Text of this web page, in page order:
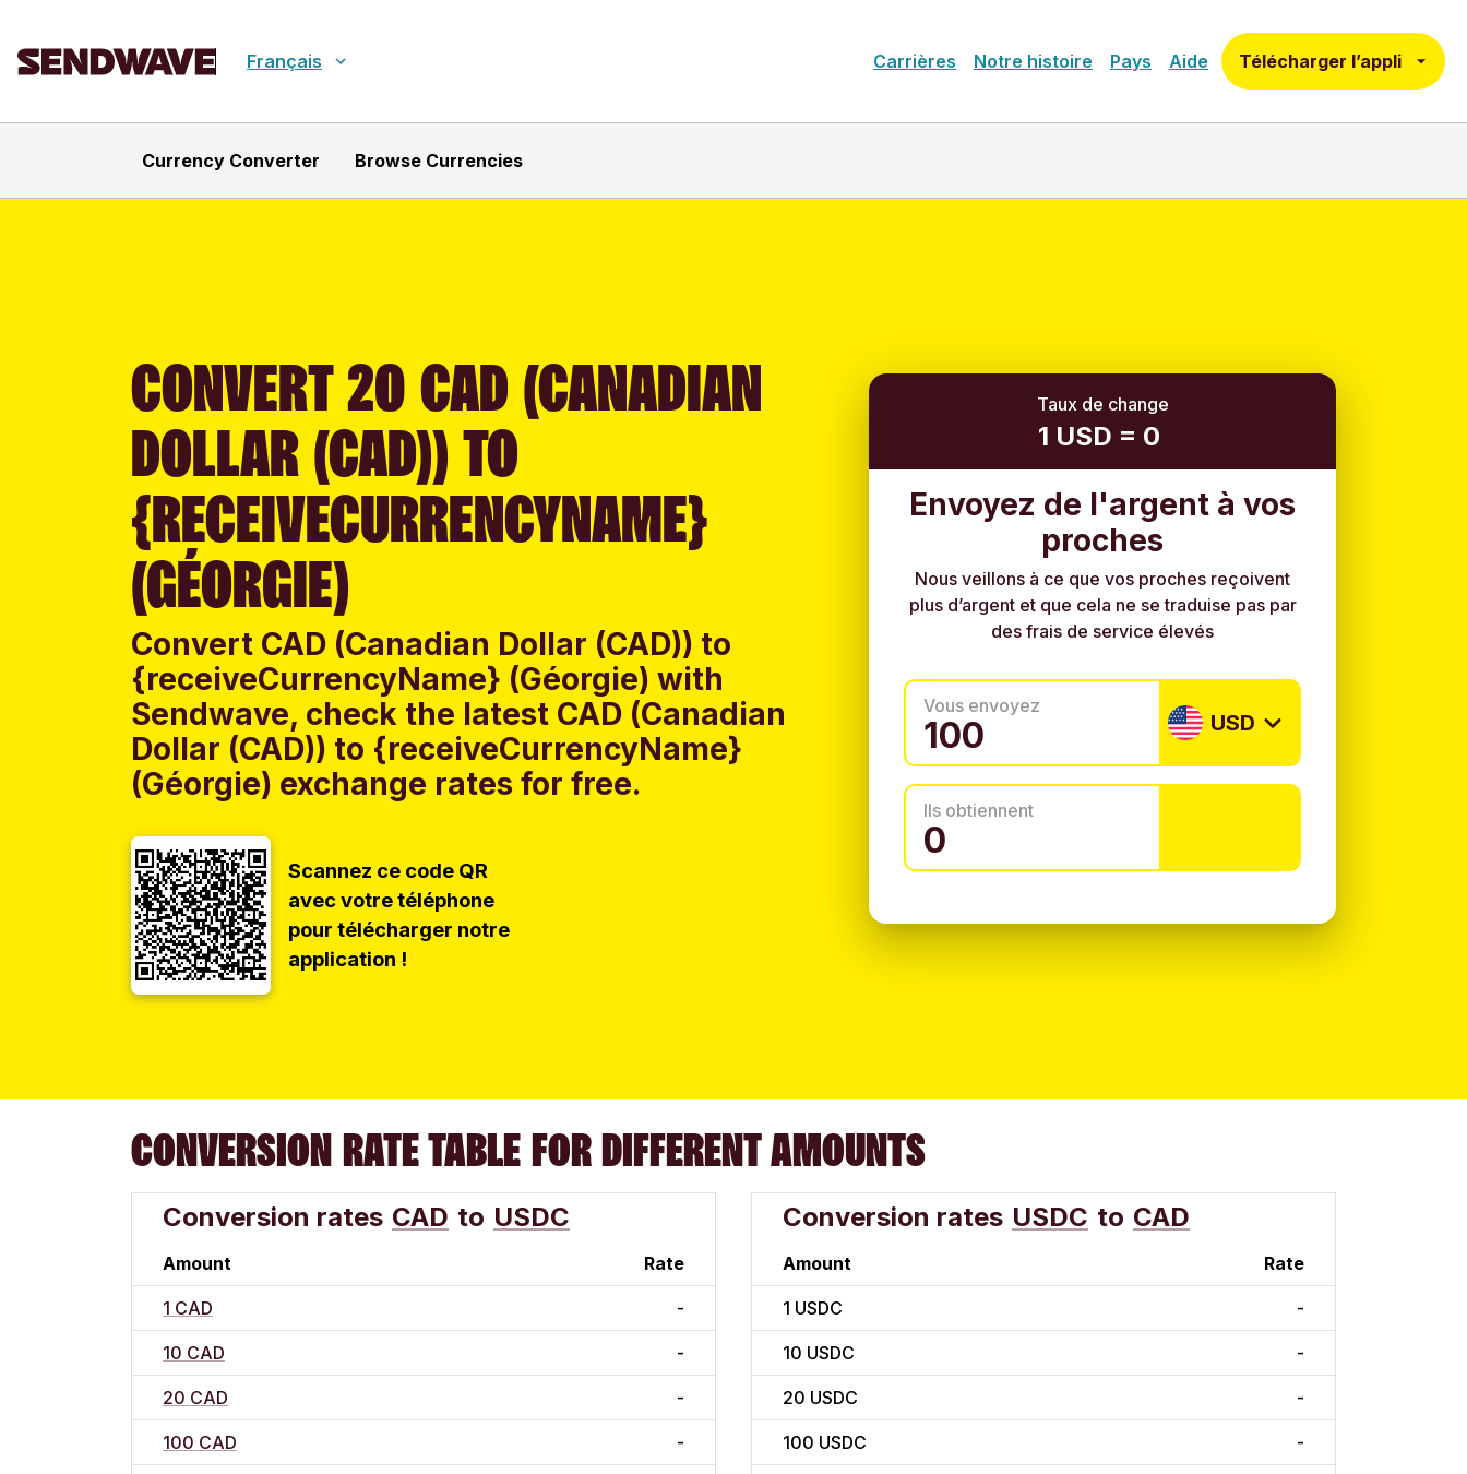
Français Carrières Notre histoire Pays Aide Télécharger l’appli
Currency Converter Browse Currencies
CONVERT 20 CAD (CANADIAN
DOLLAR (CAD)) TO
{RECEIVECURRENCYNAME}
(GÉORGIE)
Convert CAD (Canadian Dollar (CAD)) to
{receiveCurrencyName} (Géorgie) with
Sendwave, check the latest CAD (Canadian
Dollar (CAD)) to {receiveCurrencyName}
(Géorgie) exchange rates for free.
Scannez ce code QR
avec votre téléphone
pour télécharger notre
application !
Taux de change
1 USD = 0
Envoyez de l'argent à vos
proches
Nous veillons à ce que vos proches reçoivent
plus d’argent et que cela ne se traduise pas par
des frais de service élevés
Vous envoyez
USD
Ils obtiennent
CONVERSION RATE TABLE FOR DIFFERENT AMOUNTS
Conversion rates CAD to USDC
Amount Rate
1 CAD -
10 CAD -
20 CAD -
100 CAD -
Conversion rates USDC to CAD
Amount Rate
1 USDC -
10 USDC -
20 USDC -
100 USDC -